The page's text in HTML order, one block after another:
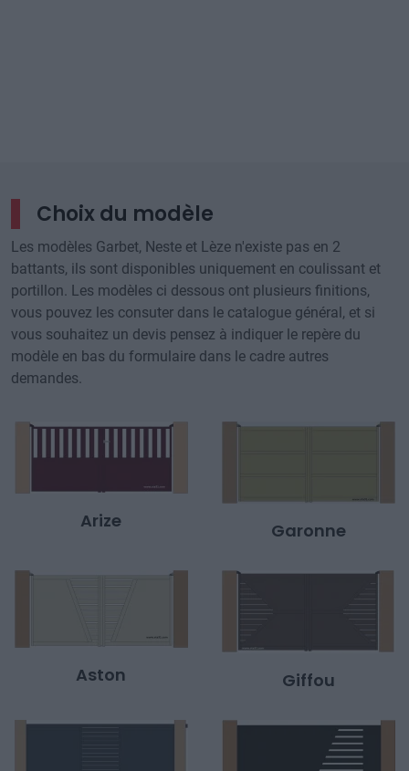
Choix du modèle
Les modèles Garbet, Neste et Lèze n'existe pas en 2
battants, ils sont disponibles uniquement en coulissant et
portillon. Les modèles ci dessous ont plusieurs finitions,
vous pouvez les consuter dans le catalogue général, et si
vous souhaitez un devis pensez à indiquer le repère du
modèle en bas du formulaire dans le cadre autres
demandes.
Arize Garonne
Aston Giffou